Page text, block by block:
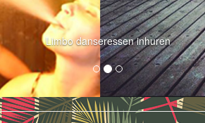
Limbo danseressen inhuren